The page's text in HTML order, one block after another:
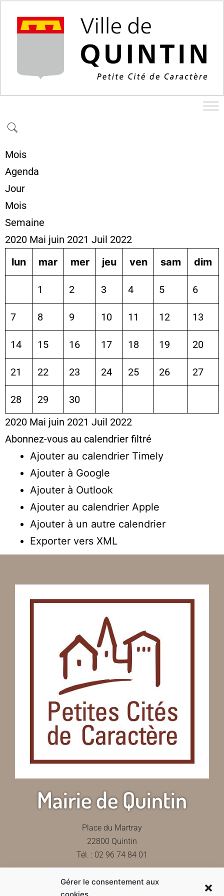
Gérer le consentement aux
Mois
Agenda
Jour
Mois
Semaine
2020 Mai juin 2021 Juil 2022
lun
mar mer jeu ven sam dim
1 2 3 4 5 6
7 8 9 10 11 12 13
14 15 16 17 18 19 20
21 22 23 24 25 26 27
28 29
30
2020 Mai juin 2021 Juil 2022
Abonnez-vous au calendrier filtré
Ajouter au calendrier Timely
Ajouter à Google
Ajouter à Outlook
Ajouter au calendrier Apple
Ajouter à un autre calendrier
Exporter vers XML
Mairie de Quintin
Place du Martray
22800 Quintin
Tél. : 02 96 74 84 01
Contactez-nous